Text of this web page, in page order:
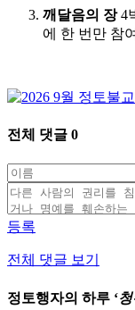
깨달음의 장4
에 한 번만 참
전체 댓글 0
등록
전체 댓글 보기
정토행자의 하루 ‘